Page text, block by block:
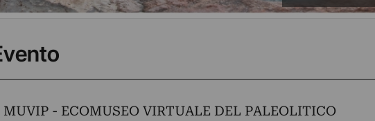
MUVIP - ECOMUSEO VIRTUALE DEL PALEOLITICO